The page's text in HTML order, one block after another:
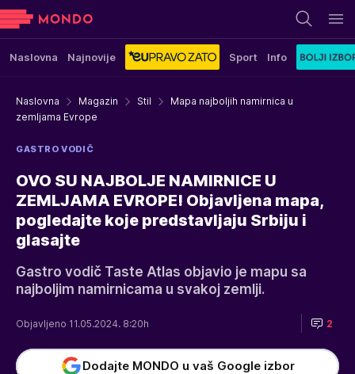
Naslovna Najnovije Sport Info
Naslovna Magazin Stil
Mapa najboljih namirnica u
zemljama Evrope
GASTRO VODIČ
OVO SU NAJBOLJE NAMIRNICE U
ZEMLJAMA EVROPE! Objavljena mapa,
pogledajte koje predstavljaju Srbiju i
glasajte
Gastro vodič Taste Atlas objavio je mapu sa
najboljim namirnicama u svakoj zemlji.
Objavljeno 11.05.2024. 8:20h 2
Dodajte MONDO u vaš Google izbor